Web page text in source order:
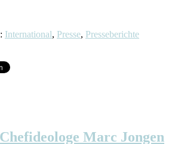
International, Presse, Presseberichte
Marc Jongen